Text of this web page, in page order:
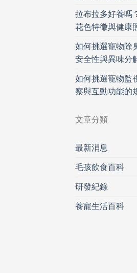
拉布拉多好養嗎
花色特徵與健康
如何挑選寵物除
安全性與異味分
如何挑選寵物監
察與互動功能的
文章分類
最新消息
毛孩飲食百科
研發紀錄
養寵生活百科